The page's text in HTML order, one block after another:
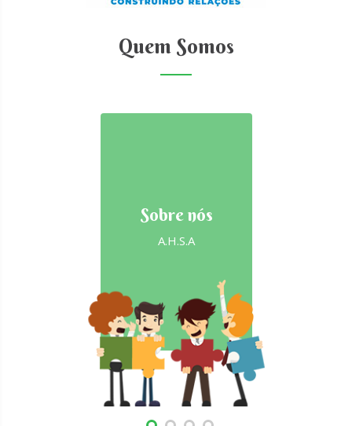
Quem Somos
Sobre nós
A.H.S.A